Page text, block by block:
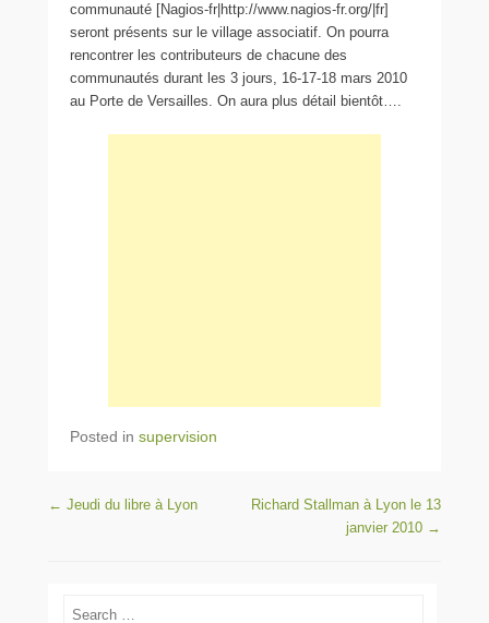
communauté [Nagios-fr|http://www.nagios-fr.org/|fr]
seront présents sur le village associatif. On pourra
rencontrer les contributeurs de chacune des
communautés durant les 3 jours, 16-17-18 mars 2010
au Porte de Versailles. On aura plus détail bientôt….
Posted in supervision
Post navigation
← Jeudi du libre à Lyon
Richard Stallman à Lyon le 13
janvier 2010 →
Search